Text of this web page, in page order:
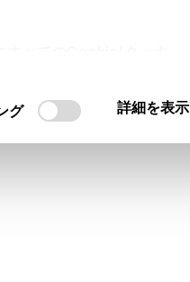
グ 詳細を表示